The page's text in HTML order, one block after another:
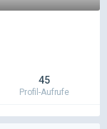
Profil-Aufrufe
45